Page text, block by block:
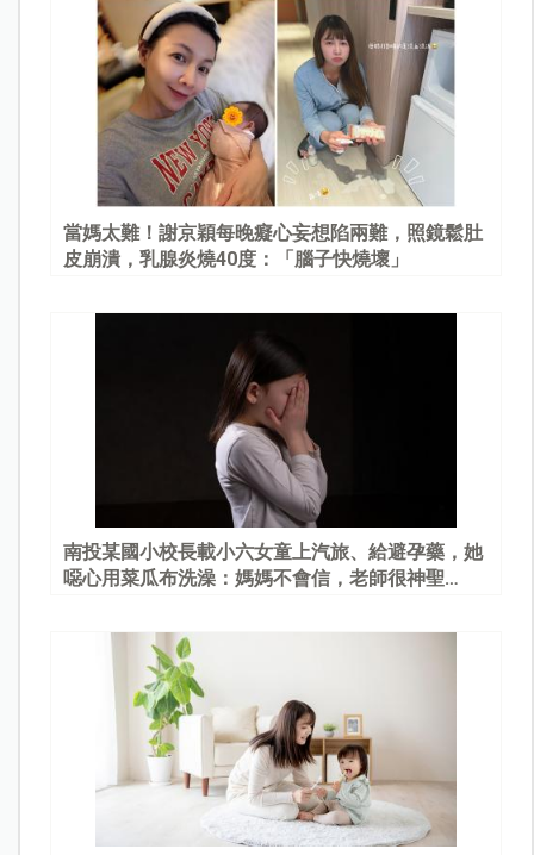
當媽太難！謝京穎每晚癡心妄想陷兩難，照鏡鬆肚
皮崩潰，乳腺炎燒40度：「腦子快燒壞」
南投某國小校長載小六女童上汽旅、給避孕藥，她
噁心用菜瓜布洗澡：媽媽不會信，老師很神聖…